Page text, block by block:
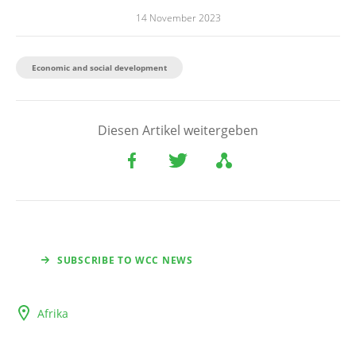
14 November 2023
Economic and social development
Diesen Artikel weitergeben
SUBSCRIBE TO WCC NEWS
Afrika